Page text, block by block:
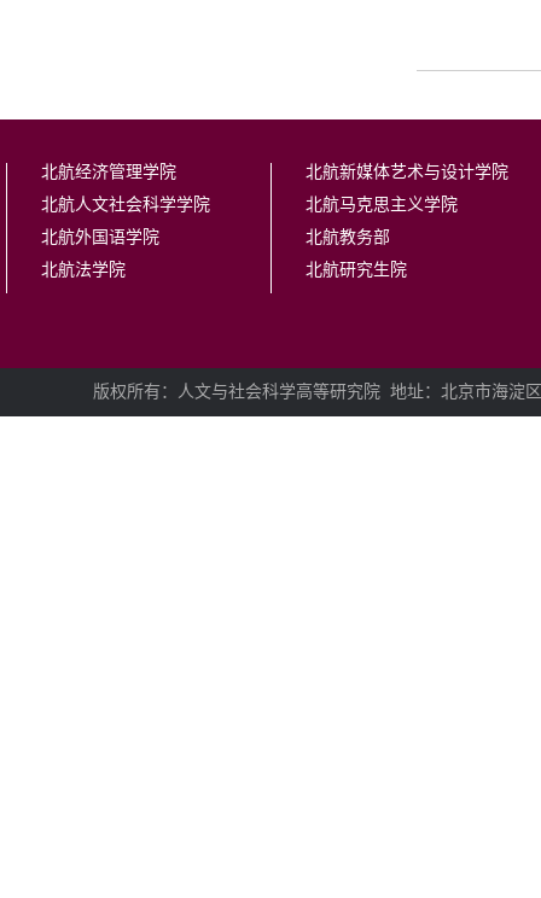
北航经济管理学院
北航人文社会科学学院
北航外国语学院
北航法学院
北航新媒体艺术与设计学院
北航马克思主义学院
北航教务部
北航研究生院
版权所有：人文与社会科学高等研究院 地址：北京市海淀